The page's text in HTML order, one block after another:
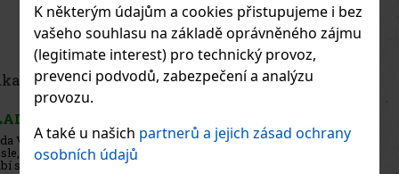
K některým údajům a cookies přistupujeme i bez
vašeho souhlasu na základě oprávněného zájmu
(legitimate interest) pro technický provoz,
prevenci podvodů, zabezpečení a analýzu
provozu.
A také u našich partnerů a jejich zásad ochrany
osobních údajů
Emil Cristall Vodka 0,5 l 38%
SKLADEM
Emil Cristall Vodka je rakouská vodka s důrazem na čistotu,
jemnost a univerzální použití. Vyrábí se ze 100% rakouských
surovin, z prvotřídního rakouského obilí a čisté pramenité vody.